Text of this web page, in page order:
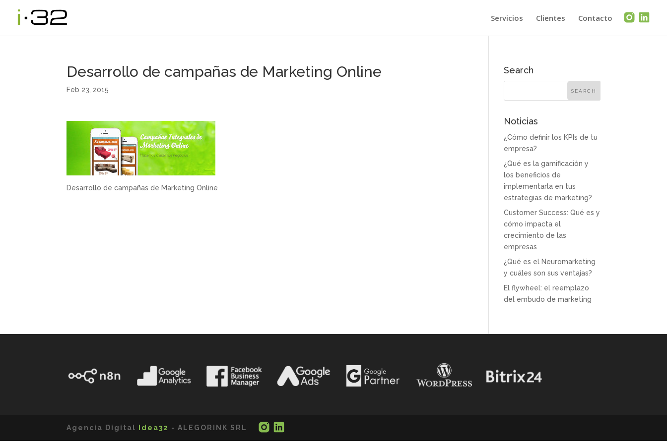
Servicios Clientes Contacto
Desarrollo de campañas de Marketing Online
Feb 23, 2015
Desarrollo de campañas de Marketing Online
Search
Noticias
¿Cómo definir los KPIs de tu
empresa?
¿Qué es la gamificación y
los beneficios de
implementarla en tus
estrategias de marketing?
Customer Success: Qué es y
cómo impacta el
crecimiento de las
empresas
¿Qué es el Neuromarketing
y cuáles son sus ventajas?
El flywheel: el reemplazo
del embudo de marketing
Agencia Digital Idea32 - ALEGORINK SRL